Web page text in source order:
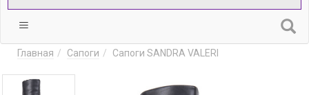
Главная Сапоги Сапоги SANDRA VALERI